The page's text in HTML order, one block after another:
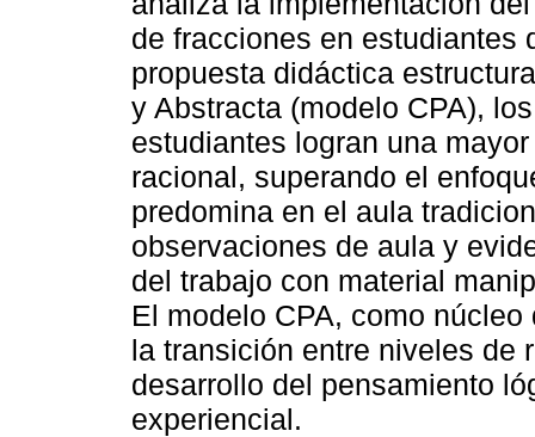
de fracciones en estudiantes
propuesta didáctica
y Abstracta (modelo CPA),
estudiantes logran una
racional, superando el
predomina en el aula
observaciones de aula y
del trabajo con material
El modelo CPA, como
la transición entre niveles de
desarrollo del pensamiento
experiencial.